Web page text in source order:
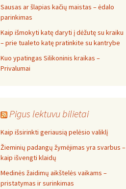
Sausas ar šlapias kačių maistas – ėdalo
parinkimas
Kaip išmokyti katę daryti į dėžutę su kraiku
– prie tualeto katę pratinkite su kantrybe
Kuo ypatingas Silikoninis kraikas –
Privalumai
Pigus lektuvu bilietai
Kaip išsirinkti geriausią pelėsio valiklį
Žieminių padangų žymėjimas yra svarbus –
kaip išvengti klaidų
Medinės žaidimų aikštelės vaikams –
pristatymas ir surinkimas